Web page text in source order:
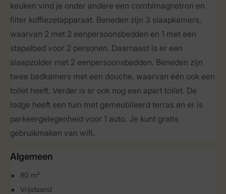
keuken vind je onder andere een combimagnetron en
filter koffiezetapparaat. Beneden zijn 3 slaapkamers,
waarvan 2 met 2 eenpersoonsbedden en 1 met een
stapelbed voor 2 personen. Daarnaast is er een
slaapzolder met 2 eenpersoonsbedden. Beneden zijn
twee badkamers met een douche, waarvan één ook een
toilet heeft. Verder is er ook nog een apart toilet. De
lodge heeft een tuin met gemeubileerd terras en er is
parkeergelegenheid voor 1 auto. Je kunt gratis
gebruikmaken van wifi.
Algemeen
80 m²
Vrijstaand